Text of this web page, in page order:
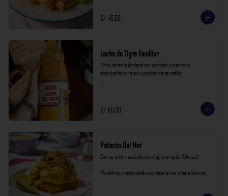
S/ 46.00
Leche de Tigre Familiar
1 litro de leche de tigre con pescado y mariscos,
acompañado de sus yuquitas de carretilla
S/ 69.00
Patacón Del Mar
Con su tartar acebichado al ají charapita (Unidad)
*Nuestros precios están expresados en soles e incluyen